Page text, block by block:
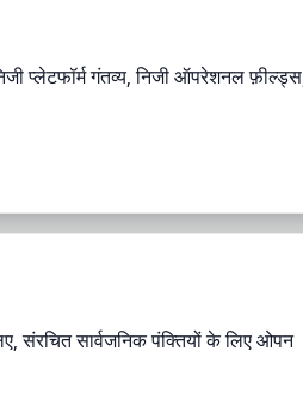
प्लेटफॉर्म गंतव्य, निजी ऑपरेशनल फ़ील्ड्स,
संरचित सार्वजनिक पंक्तियों के लिए ओपन